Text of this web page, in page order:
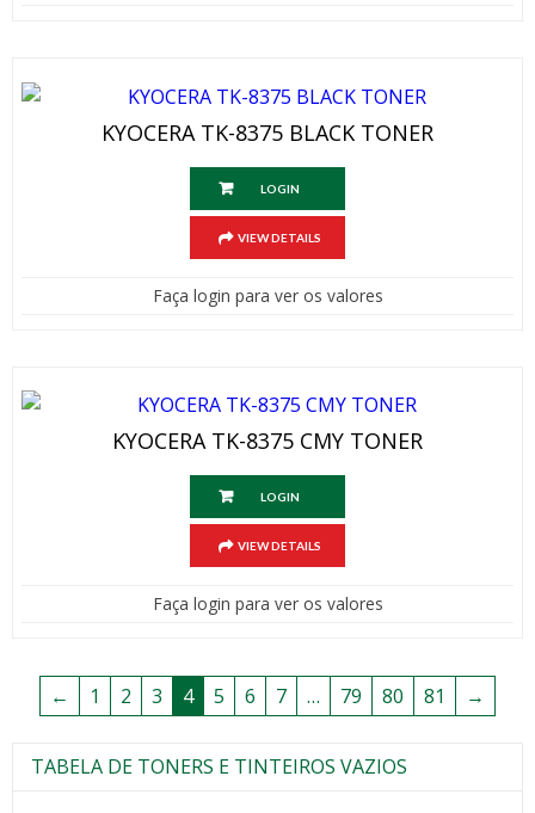
KYOCERA TK-8375 BLACK TONER
LOGIN
VIEW DETAILS
Faça login para ver os valores
KYOCERA TK-8375 CMY TONER
LOGIN
VIEW DETAILS
Faça login para ver os valores
← 1 2 3 4 5 6 7 … 79 80 81 →
TABELA DE TONERS E TINTEIROS VAZIOS